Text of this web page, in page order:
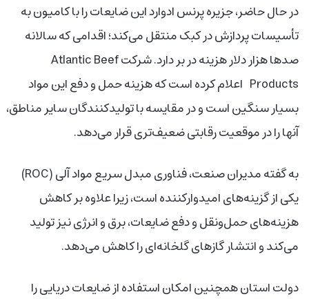
در حال حاضر، جزیره پرنس ادوارد این ضایعات را با کامیون به
تأسیسات پردازش در کبک منتقل می‌کند؛ اقدامی که سالانه
صدها هزار دلار هزینه در بر دارد. شرکت Atlantic Beef
Products اعلام کرده است که هزینه حمل و دفع این مواد
بسیار سنگین است و در مقایسه با تولیدکنندگان سایر مناطق،
آنها را در موقعیت رقابتی ضعیف‌تری قرار می‌دهد.
به گفته مدیران صنعت، فناوری مبدل سریع مواد آلی (ROC)
یکی از گزینه‌های امیدوارکننده است، زیرا علاوه بر کاهش
هزینه‌های حمل‌ونقل و دفع ضایعات، برق و انرژی نیز تولید
می‌کند و انتشار گازهای گلخانه‌ای را کاهش می‌دهد.
دولت استان همچنین امکان استفاده از ضایعات دریایی را